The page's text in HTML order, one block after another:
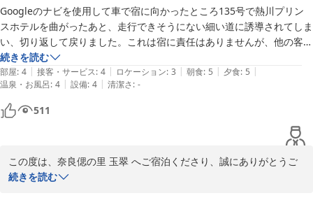
共が日々大切に手入れをしております庭園にまで温かな眼差しを向
けてくださり、心より感謝申し上げます。
「はじめは少し熱め」と感じられた温泉も、お身体が馴染むととも
にゆったりとお愉しみいただけたご様子を伺い、湯守も安堵の笑み
を浮かべております。
頂戴した「また是非行きたい」というお言葉は、おもてなしに携わ
るスタッフ全員にとって何よりの宝物でございます。
そのご期待に添えるよう、いつお帰りいただいても「やはりここは
落ち着く」と感じていただける宿であり続けるべく、これからも精
進を重ねてまいる所存でございます。
Googleのナビを使用して車で宿に向かったところ135号で熱川プリン
スホテルを曲がったあと、走行できそうにない細い道に誘導されてしま
い、切り返して戻りました。これは宿に責任はありませんが、他の客で
も同じようなことがあったと聞きましたので、事例があることを知って
いるのなら、注意事項として記載をしてくれると親切だと思います。
半露天風呂付きの部屋でしたが、残念ながら温泉の温度が低く使用でき
ませんでした。チェックインしたら直ぐに温度確認することをお勧めし
ます。温度がNGの場合フロントに伝えれば調整してくれますが、入室
時に説明して欲しかったです。私は翌朝風呂に入ったので「時既に遅
し」でした。館内は豪華で入った瞬間驚きます。部屋は広くて綺麗です
がソファーの汚れが少し気になりました。大浴場は夜中も使用できて泉
質も良かったです。脱衣所に飲料があると安心して長湯ができます。食
続きを読む
部屋: 4 | 接客・サービス: 4 | ロケーション: 3 | 朝食: 5 | 夕食: 5 |
温泉・お風呂: 4 | 設備: 4 | 清潔さ: -
511
この度は、奈良偲の里 玉翠 へご宿泊くださり、誠にありがとうご
ざいます。
続きを読む